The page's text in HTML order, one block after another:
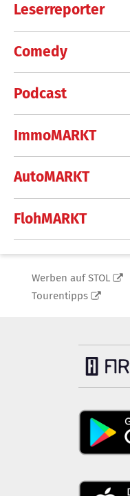
Leserreporter
Comedy
Podcast
ImmoMARKT
AutoMARKT
FlohMARKT
Werben auf STOL
Tourentipps